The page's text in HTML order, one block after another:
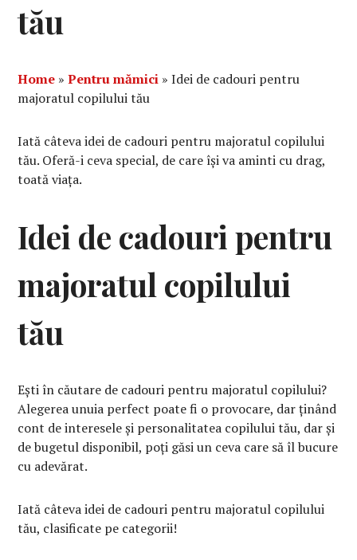
tău
Home »Pentru mămici »Idei de cadouri pentru
majoratul copilului tău
Iată câteva idei de cadouri pentru majoratul copilului
tău. Oferă-i ceva special, de care își va aminti cu drag,
toată viața.
Idei de cadouri pentru
majoratul copilului
tău
Ești în căutare de cadouri pentru majoratul copilului?
Alegerea unuia perfect poate fi o provocare, dar ținând
cont de interesele și personalitatea copilului tău, dar și
de bugetul disponibil, poți găsi un ceva care să îl bucure
cu adevărat.
Iată câteva idei de cadouri pentru majoratul copilului
tău, clasificate pe categorii!